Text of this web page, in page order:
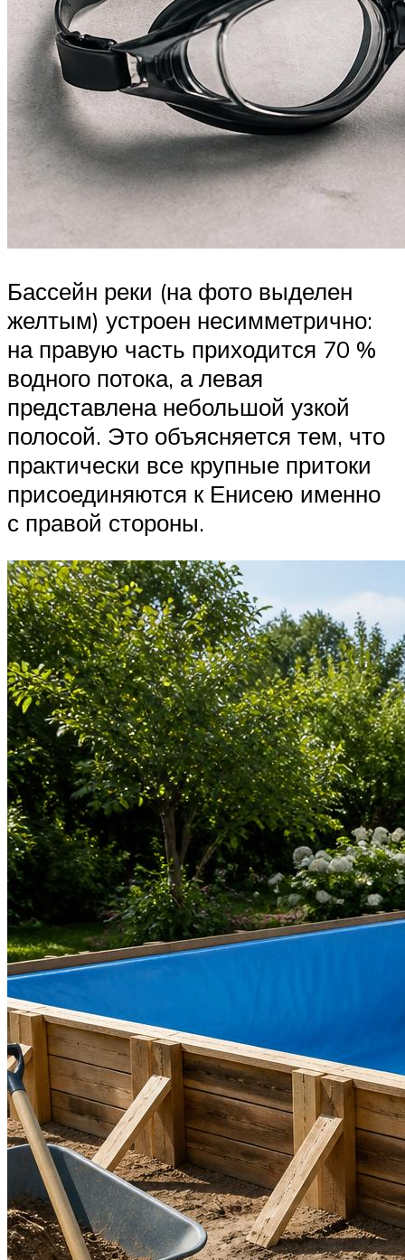
Бассейн реки (на фото выделен
желтым) устроен несимметрично:
на правую часть приходится 70 %
водного потока, а левая
представлена небольшой узкой
полосой. Это объясняется тем, что
практически все крупные притоки
присоединяются к Енисею именно
с правой стороны.